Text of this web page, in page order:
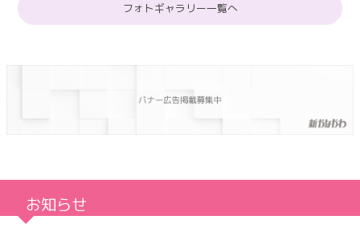
フォトギャラリー一覧へ
お知らせ